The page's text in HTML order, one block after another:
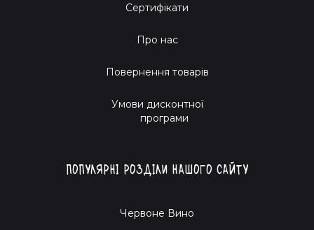
Сертифікати
Про нас
Повернення товарів
Умови дисконтної
програми
Популярні розділи нашого сайту
Червоне Вино